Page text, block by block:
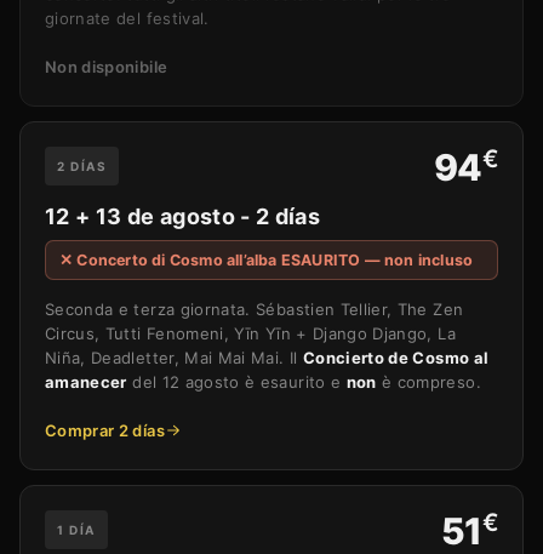
giornate del festival.
Non disponibile
2 DÍAS 94€
12 + 13 de agosto - 2 días
✕ Concerto di Cosmo all’alba ESAURITO — non incluso
Seconda e terza giornata. Sébastien Tellier, The Zen
Circus, Tutti Fenomeni, Yīn Yīn + Django Django, La
Niña, Deadletter, Mai Mai Mai. Il Concierto de Cosmo al
amanecer del 12 agosto è esaurito e non è compreso.
Comprar 2 días
1 DÍA 51€